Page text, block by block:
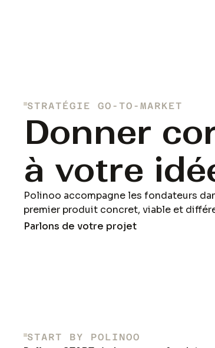
STRATÉGIE GO-TO-MARKET
Donner
à votre
Polinoo accompagne les fondateurs
premier produit concret, viable et
Parlons de votre projet
START BY POLINOO